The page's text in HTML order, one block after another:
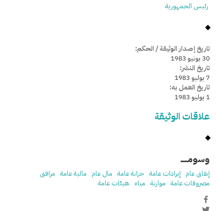
رئيس الجمهورية
تاريخ إصدار الوثيقة / الحكم:
30 يونيو 1983
تاريخ النشر:
7 يوليو 1983
تاريخ العمل به:
1 يوليو 1983
علاقات الوثيقة
وسومـــــ
إنفاق عام إيرادات عامة خزانة عامة مال عام مالية عامة مرافق
مصروفات عامة موازنة مياه هيئات عامة